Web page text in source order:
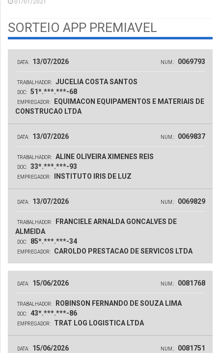
01/01/2021
SORTEIO APP PREMIAVEL
DATA: 13/07/2026 NUM.: 0069793
TRABALHADOR: JUCELIA COSTA SANTOS
DOC: 51*.***.***-68
EMPREGADOR:
EQUIMACON EQUIPAMENTOS E MATERIAIS DE
CONSTRUCAO LTDA
DATA: 13/07/2026 NUM.: 0069837
TRABALHADOR: ALINE OLIVEIRA XIMENES REIS
DOC: 33*.***.***-93
EMPREGADOR: INSTITUTO IRIS DE LUZ
DATA: 13/07/2026 NUM.: 0069829
TRABALHADOR:
FRANCIELE ARNALDA GONCALVES DE
ALMEIDA
DOC: 85*.***.***-34
EMPREGADOR: CAROLDO PRESTACAO DE SERVICOS LTDA
DATA: 15/06/2026 NUM.: 0081768
TRABALHADOR: ROBINSON FERNANDO DE SOUZA LIMA
DOC: 43*.***.***-86
EMPREGADOR: TRAT LOG LOGISTICA LTDA
DATA: 15/06/2026 NUM.: 0081751